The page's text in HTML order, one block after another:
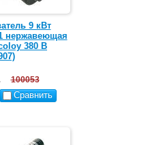
9 кВт
нержавеющая
380 В
100053
Сравнить